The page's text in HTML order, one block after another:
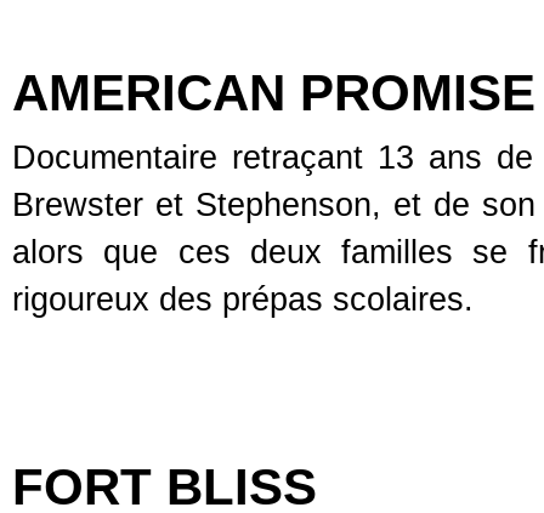
AMERICAN PROMISE
Documentaire retraçant 13 ans
Brewster et Stephenson, et de
alors que ces deux familles se
rigoureux des prépas scolaires.
FORT BLISS